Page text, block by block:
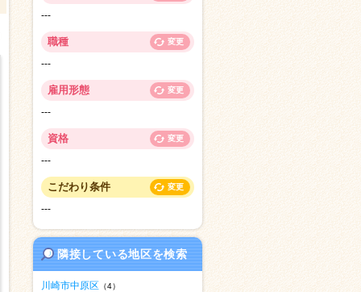
---
職種 変更
---
雇用形態 変更
---
資格 変更
---
こだわり条件 変更
---
隣接している地区を検索
川崎市中原区 （4）